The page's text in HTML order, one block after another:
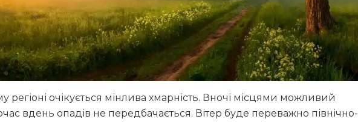
регіоні очікується мінлива хмарність. Вночі місцями можливий
вдень опадів не передбачається. Вітер буде переважно північно-